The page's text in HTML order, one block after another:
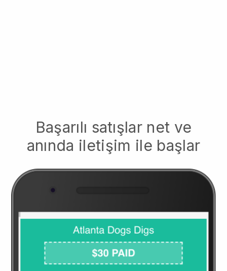
Başarılı satışlar net ve
anında iletişim ile başlar